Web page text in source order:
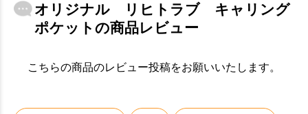
オリジナル リヒトラブ キャリング
ポケットの商品レビュー
こちらの商品のレビュー投稿をお願いいたします。